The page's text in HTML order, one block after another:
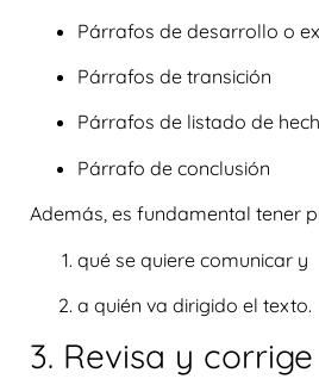
Párrafos de desarrollo o
Párrafos de transición
Párrafos de listado de
Párrafo de conclusión
Además, es fundamental tener
qué se quiere comunicar y
a quién va dirigido el texto.
3. Revisa y